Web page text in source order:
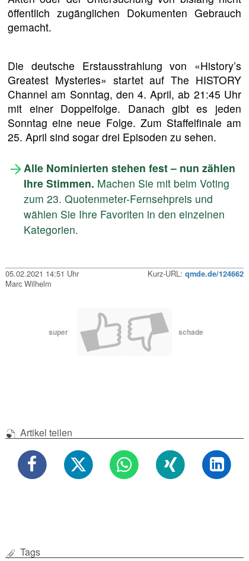
öffentlich zugänglichen Dokumenten Gebrauch
gemacht.
Die deutsche Erstausstrahlung von «History’s
Greatest Mysteries» startet auf The HISTORY
Channel am Sonntag, den 4. April, ab 21:45 Uhr
mit einer Doppelfolge. Danach gibt es jeden
Sonntag eine neue Folge. Zum Staffelfinale am
25. April sind sogar drei Episoden zu sehen.
Alle Nominierten stehen fest – nun zählen
Ihre Stimmen. Machen Sie mit beim Voting
zum 23. Quotenmeter-Fernsehpreis und
wählen Sie Ihre Favoriten in den einzelnen
Kategorien.
05.02.2021 14:51 Uhr Kurz-URL: qmde.de/124662
Marc Wilhelm
super schade
Artikel teilen
Tags